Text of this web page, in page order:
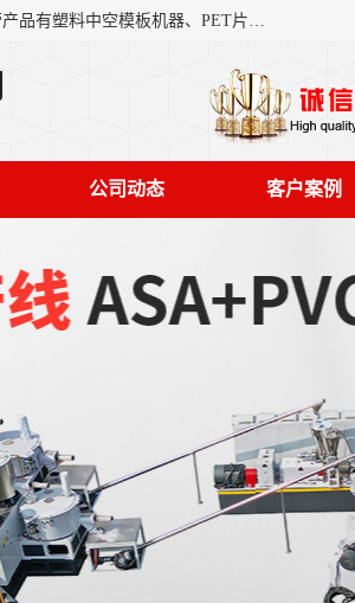
艾斯曼(张家港)技术工程设备有限公司是一家以新型建材生产设备生产制造，公司的主要经营产品有塑料中空模板机器、PET片材设备、可降解餐盒设备、树脂瓦设备、管材生产线、琉璃瓦设备等，艾斯曼机械在国内及国外享有较高盛誉拥有众多长期合作的老客户。
公司动态 客户案例